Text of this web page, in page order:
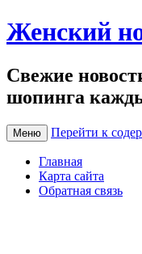
Женский
Свежие
шопинга
Меню Перейти к
Главная
Карта сайта
Обратная связь